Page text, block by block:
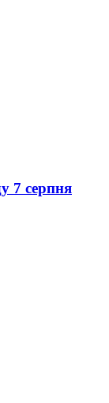
7 серпня